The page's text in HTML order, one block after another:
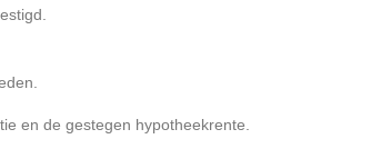
en de gestegen hypotheekrente.